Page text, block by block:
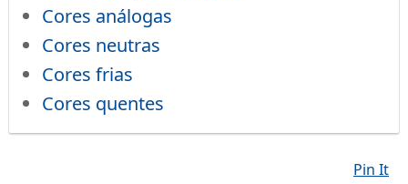
Cores análogas
Cores neutras
Cores frias
Cores quentes
Pin It